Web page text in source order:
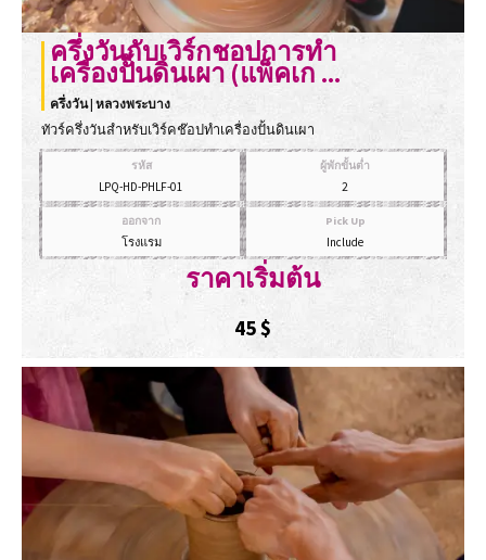
ครึ่งวันกับเวิร์กชอปการทำ
เครื่องปั้นดินเผา (แพ็คเก ...
ครึ่งวัน | หลวงพระบาง
ทัวร์ครึ่งวันสำหรับเวิร์คช๊อปทำเครื่องปั้นดินเผา
รหัส
LPQ-HD-PHLF-01
ผู้พักขั้นต่ำ
2
ออกจาก
โรงแรม
Pick Up
Include
ราคาเริ่มต้น
45$